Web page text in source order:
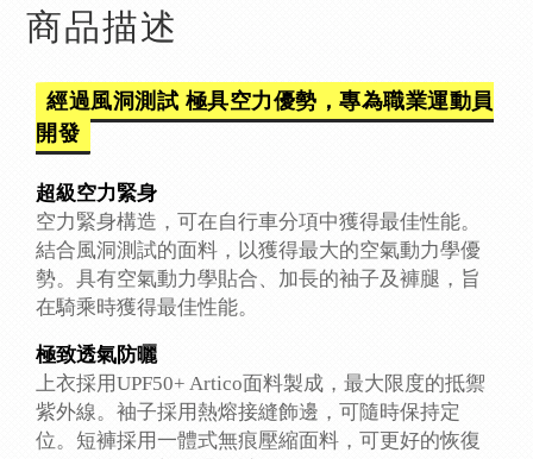
商品描述
經過風洞測試 極具空力優勢，專為職業運動員
開發
超級空力緊身
空力緊身構造，可在自行車分項中獲得最佳性能。
結合風洞測試的面料，以獲得最大的空氣動力學優
勢。具有空氣動力學貼合、加長的袖子及褲腿，旨
在騎乘時獲得最佳性能。
極致透氣防曬
上衣採用UPF50+ Artico面料製成，最大限度的抵禦
紫外線。袖子採用熱熔接縫飾邊，可隨時保持定
位。短褲採用一體式無痕壓縮面料，可更好的恢復